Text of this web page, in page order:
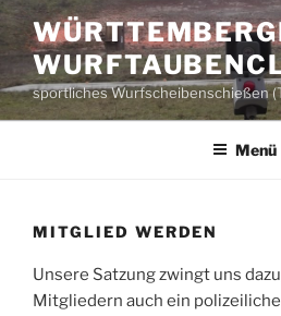
Zum
Inhalt
springen
sportliches Wurfscheibenschießen
Menü
MITGLIED WERDEN
Unsere Satzung zwingt uns
Mitgliedern auch ein